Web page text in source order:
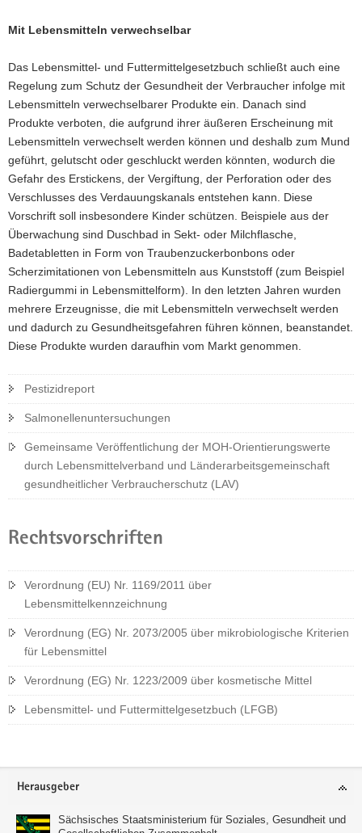
Mit Lebensmitteln verwechselbar
Das Lebensmittel- und Futtermittelgesetzbuch schließt auch eine
Regelung zum Schutz der Gesundheit der Verbraucher infolge mit
Lebensmitteln verwechselbarer Produkte ein. Danach sind
Produkte verboten, die aufgrund ihrer äußeren Erscheinung mit
Lebensmitteln verwechselt werden können und deshalb zum Mund
geführt, gelutscht oder geschluckt werden könnten, wodurch die
Gefahr des Erstickens, der Vergiftung, der Perforation oder des
Verschlusses des Verdauungskanals entstehen kann. Diese
Vorschrift soll insbesondere Kinder schützen. Beispiele aus der
Überwachung sind Duschbad in Sekt- oder Milchflasche,
Badetabletten in Form von Traubenzuckerbonbons oder
Scherzimitationen von Lebensmitteln aus Kunststoff (zum Beispiel
Radiergummi in Lebensmittelform). In den letzten Jahren wurden
mehrere Erzeugnisse, die mit Lebensmitteln verwechselt werden
und dadurch zu Gesundheitsgefahren führen können, beanstandet.
Diese Produkte wurden daraufhin vom Markt genommen.
Pestizidreport
Salmonellenuntersuchungen
Gemeinsame Veröffentlichung der MOH-Orientierungswerte
durch Lebensmittelverband und Länderarbeitsgemeinschaft
gesundheitlicher Verbraucherschutz (LAV)
Rechtsvorschriften
Verordnung (EU) Nr. 1169/2011 über
Lebensmittelkennzeichnung
Verordnung (EG) Nr. 2073/2005 über mikrobiologische Kriterien
für Lebensmittel
Verordnung (EG) Nr. 1223/2009 über kosmetische Mittel
Lebensmittel- und Futtermittelgesetzbuch (LFGB)
Footer-
Herausgeber
Sächsisches Staatsministerium für Soziales, Gesundheit und